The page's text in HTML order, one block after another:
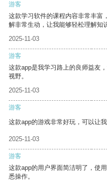
游客
这款学习软件的课程内容非常丰富
解非常生动，让我能够轻松理解知
2025-11-03
游客
这款app是我学习路上的良师益友
视野。
2025-11-03
游客
这款app的游戏非常好玩，可以让我
2025-11-03
游客
这款app的用户界面简洁明了，使
悉操作。